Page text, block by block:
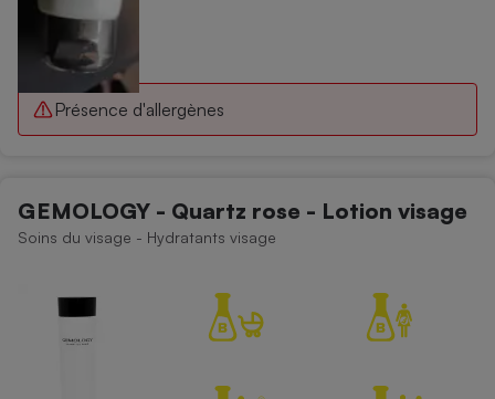
Présence d'allergènes
GEMOLOGY - Quartz rose - Lotion visage
Soins du visage - Hydratants visage